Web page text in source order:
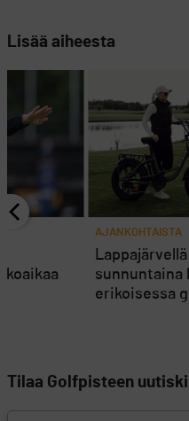
Lisää aiheesta
AJANKOHTAISTA
sunnuntaina
erikoisessa
Tilaa Golfpisteen